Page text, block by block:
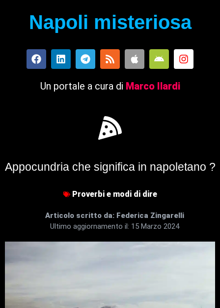
Napoli misteriosa
Un portale a cura di Marco Ilardi
Appocundria che significa in napoletano ?
Proverbi e modi di dire
Articolo scritto da: Federica Zingarelli
Ultimo aggiornamento il: 15 Marzo 2024